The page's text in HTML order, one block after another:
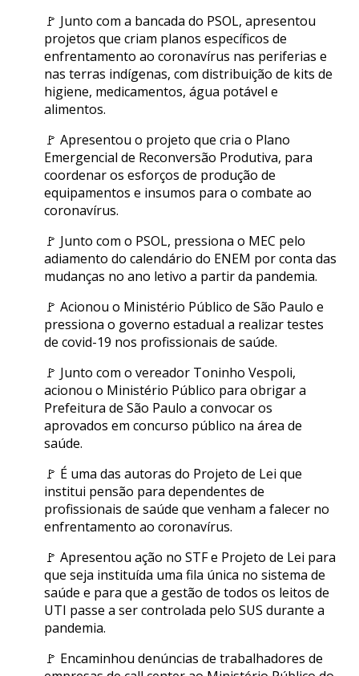
🚩 Junto com a bancada do PSOL, apresentou
projetos que criam planos específicos de
enfrentamento ao coronavírus nas periferias e
nas terras indígenas, com distribuição de kits de
higiene, medicamentos, água potável e
alimentos.
🚩 Apresentou o projeto que cria o Plano
Emergencial de Reconversão Produtiva, para
coordenar os esforços de produção de
equipamentos e insumos para o combate ao
coronavírus.
🚩 Junto com o PSOL, pressiona o MEC pelo
adiamento do calendário do ENEM por conta das
mudanças no ano letivo a partir da pandemia.
🚩 Acionou o Ministério Público de São Paulo e
pressiona o governo estadual a realizar testes
de covid-19 nos profissionais de saúde.
🚩 Junto com o vereador Toninho Vespoli,
acionou o Ministério Público para obrigar a
Prefeitura de São Paulo a convocar os
aprovados em concurso público na área de
saúde.
🚩 É uma das autoras do Projeto de Lei que
institui pensão para dependentes de
profissionais de saúde que venham a falecer no
enfrentamento ao coronavírus.
🚩 Apresentou ação no STF e Projeto de Lei para
que seja instituída uma fila única no sistema de
saúde e para que a gestão de todos os leitos de
UTI passe a ser controlada pelo SUS durante a
pandemia.
🚩 Encaminhou denúncias de trabalhadores de